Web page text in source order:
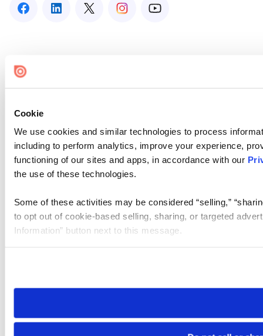
Cookie
We use cookies and similar technologies to process
including to perform analytics, improve your experience,
functioning of our sites and apps, in accordance with our
the use of these technologies.
Some of these activities may be considered “selling,”
to opt out of cookie-based selling, sharing, or targeted
Information” button next to this message.
need to be set again.